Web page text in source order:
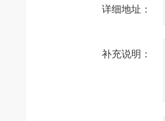
详细地址：
补充说明：